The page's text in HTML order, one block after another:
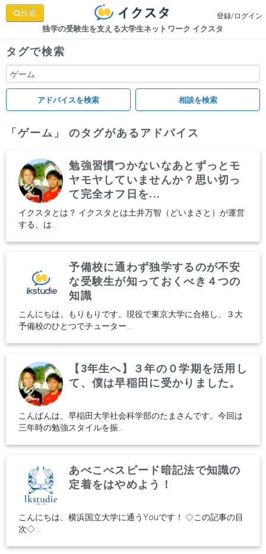
検索 登録/ログイン
独学の受験生を支える大学生ネットワーク イクスタ
タグで検索
「ゲーム」 のタグがあるアドバイス
勉強習慣つかないなあとずっとモ
ヤモヤしていませんか？思い切っ
て完全オフ日を...
イクスタとは？ イクスタとは土井万智（どいまさと）が運営
する、は...
予備校に通わず独学するのが不安
な受験生が知っておくべき４つの
知識
こんにちは、もりもりです。現役で東京大学に合格し、３大
予備校のひとつでチューター...
【3年生へ】３年の０学期を活用し
て、僕は早稲田に受かりました。
こんばんは、早稲田大学社会科学部のたまさんです。今回は
三年時の勉強スタイルを振...
あべこべスピード暗記法で知識の
定着をはやめよう！
こんにちは、横浜国立大学に通うYouです！ ◇この記事の目
次◇ ...